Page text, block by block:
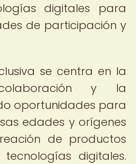
digitales para
de participación y
se centra en la
y la
oportunidades para
edades y orígenes
de productos
digitales.